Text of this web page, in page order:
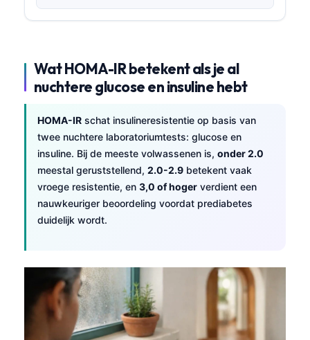
Wat HOMA-IR betekent als je al
nuchtere glucose en insuline hebt
HOMA-IR schat insulineresistentie op basis van
twee nuchtere laboratoriumtests: glucose en
insuline. Bij de meeste volwassenen is, onder 2.0
meestal geruststellend, 2.0-2.9 betekent vaak
vroege resistentie, en 3,0 of hoger verdient een
nauwkeuriger beoordeling voordat prediabetes
duidelijk wordt.